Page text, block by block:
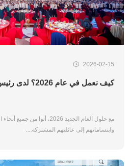
2026-02-15
كيف نعمل في عام 2026؟ لدى رئيس مجلس الإدارة كلمة
مع حلول العام الجديد 2026،
وابتساماتهم إلى عائلتهم المشتركة....